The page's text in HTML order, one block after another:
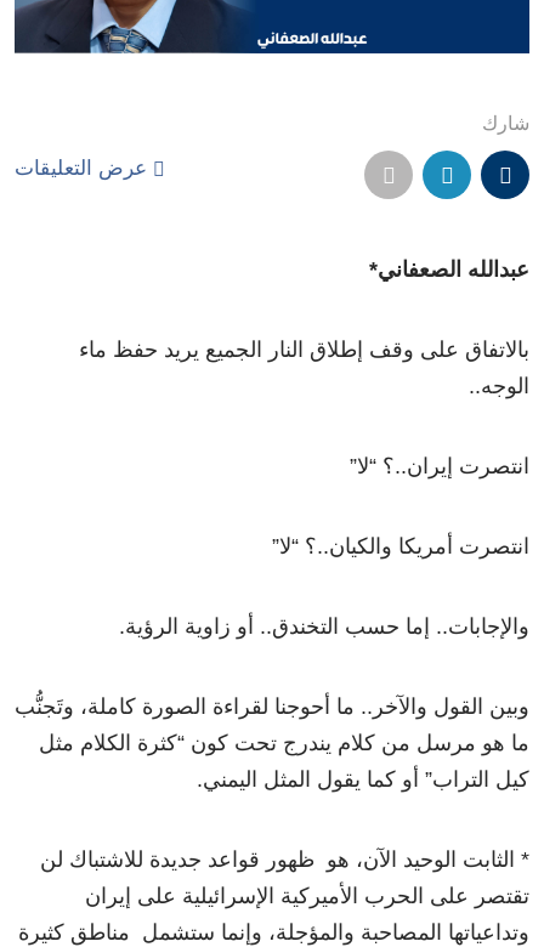
شارك
عرض التعليقات
عبدالله الصعفاني*
بالاتفاق على وقف إطلاق النار الجميع يريد حفظ ماء
الوجه..
انتصرت إيران..؟ “لا”
انتصرت أمريكا والكيان..؟ “لا”
والإجابات.. إما حسب التخندق.. أو زاوية الرؤية.
وبين القول والآخر.. ما أحوجنا لقراءة الصورة كاملة، وتَجنُّب
ما هو مرسل من كلام يندرج تحت كون “كثرة الكلام مثل
كيل التراب” أو كما يقول المثل اليمني.
* الثابت الوحيد الآن، هو ظهور قواعد جديدة للاشتباك لن
تقتصر على الحرب الأميركية الإسرائيلية على إيران
وتداعياتها المصاحبة والمؤجلة، وإنما ستشمل مناطق كثيرة